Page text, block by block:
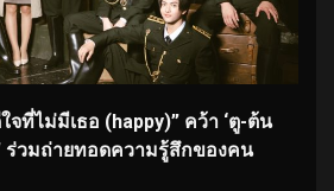
จที่ไม่มีเธอ (happy)” คว้า ‘ตู-ต้น
ร่วมถ่ายทอดความรู้สึกของคน